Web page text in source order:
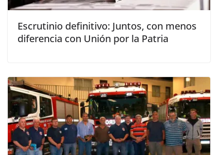
Escrutinio definitivo: Juntos, con menos
diferencia con Unión por la Patria